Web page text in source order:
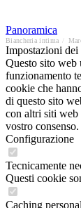
Panoramica
Biancheria intima
Impostazioni dei
Questo sito web
funzionamento
cookie che
di questo sito
con altri siti web
vostro consenso.
Configurazione
Tecnicamente
Questi cookie
Caching